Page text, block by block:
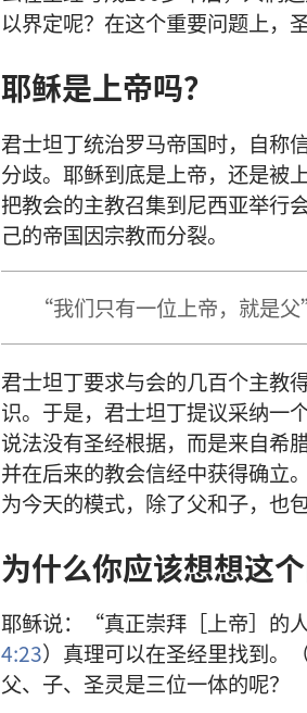
以界定呢？在这个重要问题上，
耶稣是上帝吗？
君士坦丁统治罗马帝国时，自称
分歧。耶稣到底是上帝，还是被
把教会的主教召集到尼西亚举行
己的帝国因宗教而分裂。
“我们只有一位上帝，就
君士坦丁要求与会的几百个主教
识。于是，君士坦丁提议采纳
说法没有圣经根据，而是来自希
并在后来的教会信经中获得确立
为今天的模式，除了父和子，也
为什么你应该想想这个
耶稣说：“真正崇拜［上帝］
4:23）真理可以在圣经里找到。
父、子、圣灵是三位一体的呢？